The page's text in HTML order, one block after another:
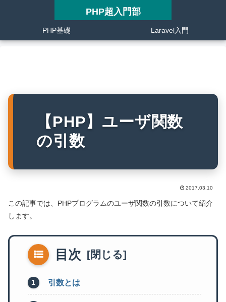
PHP超入門部
PHP基礎 Laravel入門
【PHP】ユーザ関数
の引数
2017.03.10
この記事では、PHPプログラムのユーザ関数の引数について紹介
します。
目次
引数とは